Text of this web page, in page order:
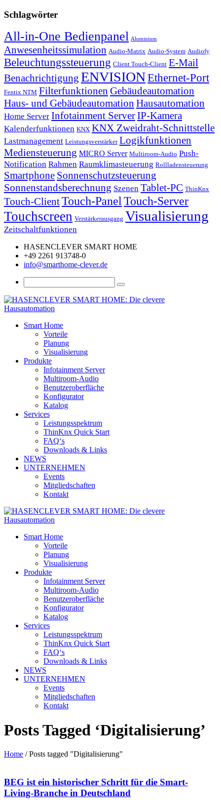
Schlagwörter
All-in-One Bedienpanel Aluminium
Anwesenheitssimulation Audio-Matrix Audio-System Audiofy
Beleuchtungssteuerung Client Touch-Client E-Mail
Benachrichtigung ENVISIONEthernet-Port
Fentix NTM Filterfunktionen Gebäudeautomation
Haus- und Gebäudeautomation Hausautomation
Home Server Infotainment ServerIP-Kamera
Kalenderfunktionen KNX KNX Zweidraht-Schnittstelle
Lastmanagement Leistungsverstärker Logikfunktionen
Mediensteuerung MICRO Server Multiroom-Audio Push-
Notification Rahmen Raumklimasteuerung Rollladensteuerung
Smartphone Sonnenschutzsteuerung
Sonnenstandsberechnung Szenen Tablet-PC ThinKnx
Touch-ClientTouch-PanelTouch-Server
Touchscreen Verstärkerausgang Visualisierung
Zeitschaltfunktionen
HASENCLEVER SMART HOME
+49 2261 913748-0
info@smarthome-clever.de
Smart Home
Vorteile
Planung
Visualisierung
Produkte
Infotainment Server
Multiroom-Audio
Benutzeroberfläche
Konfigurator
Katalog
Services
Leistungsspektrum
ThinKnx Quick Start
FAQ‘s
Downloads & Links
NEWS
UNTERNEHMEN
Events
Mitgliedschaften
Kontakt
Smart Home
Vorteile
Planung
Visualisierung
Produkte
Infotainment Server
Multiroom-Audio
Benutzeroberfläche
Konfigurator
Katalog
Services
Leistungsspektrum
ThinKnx Quick Start
FAQ‘s
Downloads & Links
NEWS
UNTERNEHMEN
Events
Mitgliedschaften
Kontakt
Posts Tagged ‘Digitalisierung’
Home /Posts tagged "Digitalisierung"
BEG ist ein historischer Schritt für die Smart-
Living-Branche in Deutschland